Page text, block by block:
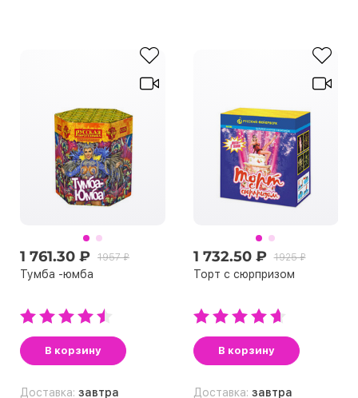
1 761.30 ₽ 1957 ₽
Тумба -юмба
В корзину
Доставка: завтра
1 732.50 ₽ 1925 ₽
Торт с сюрпризом
В корзину
Доставка: завтра